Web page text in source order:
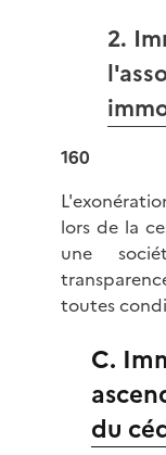
2.
160
lors de la
une
toutes
C.
du